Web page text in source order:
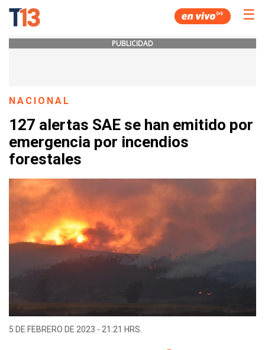
☰
PUBLICIDAD
NACIONAL
127 alertas SAE se han emitido por
emergencia por incendios
forestales
5 DE FEBRERO DE 2023 - 21:21 HRS.